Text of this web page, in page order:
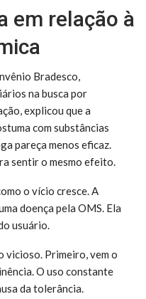
em relação à
Bradesco,
na busca por
explicou que a
com substâncias
pareça menos eficaz.
sentir o mesmo efeito.
o vício cresce. A
doença pela OMS. Ela
usuário.
vicioso. Primeiro, vem o
O uso constante
da tolerância.